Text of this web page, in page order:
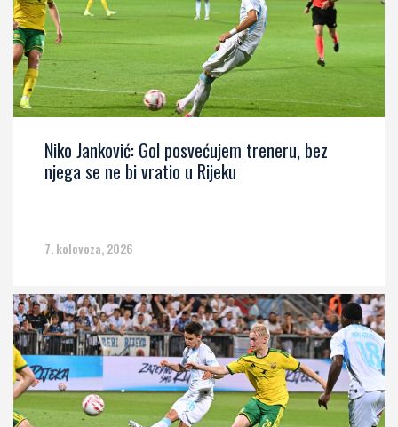
Niko Janković: Gol posvećujem treneru, bez
njega se ne bi vratio u Rijeku
7. kolovoza, 2026